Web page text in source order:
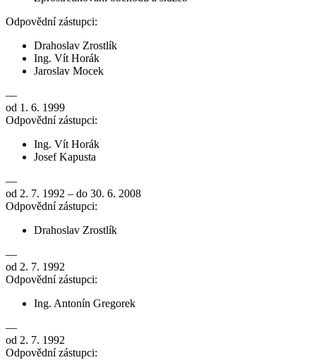
Odpovědní zástupci:
Drahoslav Zrostlík
Ing. Vít Horák
Jaroslav Mocek
—
od 1. 6. 1999
Odpovědní zástupci:
Ing. Vít Horák
Josef Kapusta
—
od 2. 7. 1992 – do 30. 6. 2008
Odpovědní zástupci:
Drahoslav Zrostlík
—
od 2. 7. 1992
Odpovědní zástupci:
Ing. Antonín Gregorek
—
od 2. 7. 1992
Odpovědní zástupci: